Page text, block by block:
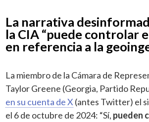
La narrativa
la CIA “puede controlar
en referencia a la
La miembro de la Cámara de
Taylor Greene (Georgia, Partido
en su cuenta de X (antes Twitter) el
el 6 de octubre de 2024: “Sí, pueden